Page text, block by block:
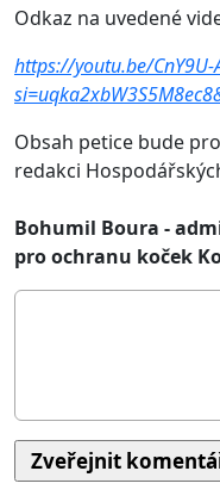
Odkaz na uvedené
https://youtu.be/CnY9U-
Obsah petice bude
redakci
Bohumil Boura -
pro ochranu koček